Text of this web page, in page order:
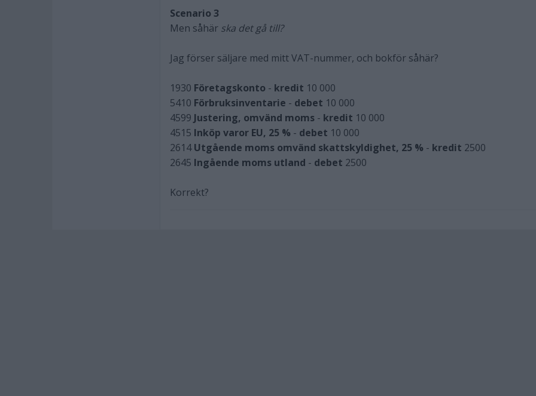
Scenario 3
Men såhär ska det gå till?
Jag förser säljare med mitt VAT-nummer, och bokför såhär?
1930 Företagskonto - kredit 10 000
5410 Förbruksinventarie - debet 10 000
4599 Justering, omvänd moms - kredit 10 000
4515 Inköp varor EU, 25 % - debet 10 000
2614Utgående moms omvänd skattskyldighet, 25 % - kredit 2500
2645 Ingående moms utland - debet 2500
Korrekt?